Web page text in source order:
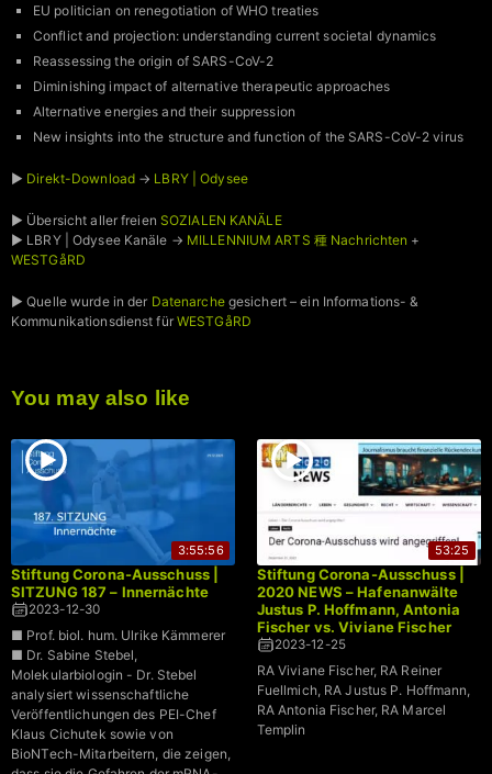
EU politician on renegotiation of WHO treaties
Conflict and projection: understanding current societal dynamics
Reassessing the origin of SARS-CoV-2
Diminishing impact of alternative therapeutic approaches
Alternative energies and their suppression
New insights into the structure and function of the SARS-CoV-2 virus
► Direkt-Download → LBRY | Odysee
► Übersicht aller freien SOZIALEN KANÄLE
► LBRY | Odysee Kanäle → MILLENNIUM ARTS 種 Nachrichten +
WESTGåRD
► Quelle wurde in der Datenarchegesichert – ein Informations- &
Kommunikationsdienst für WESTGåRD
You may also like
3:55:56
Stiftung Corona-Ausschuss |
SITZUNG 187 – Innernächte
2023-12-30
■ Prof. biol. hum. Ulrike Kämmerer
■ Dr. Sabine Stebel,
Molekularbiologin - Dr. Stebel
analysiert wissenschaftliche
Veröffentlichungen des PEI-Chef
Klaus Cichutek sowie von
BioNTech-Mitarbeitern, die zeigen,
53:25
Stiftung Corona-Ausschuss |
2020 NEWS – Hafenanwälte
Justus P. Hoffmann, Antonia
Fischer vs. Viviane Fischer
2023-12-25
RA Viviane Fischer, RA Reiner
Fuellmich, RA Justus P. Hoffmann,
RA Antonia Fischer, RA Marcel
Templin